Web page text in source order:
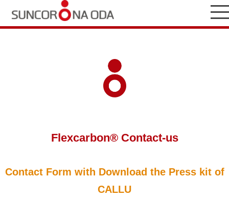
Flexcarbon® Contact-us
Contact Form with Download the Press kit of
CALLU